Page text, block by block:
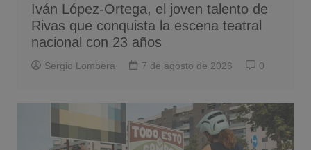
Iván López-Ortega, el joven talento de
Rivas que conquista la escena teatral
nacional con 23 años
Sergio Lombera 7 de agosto de 2026 0